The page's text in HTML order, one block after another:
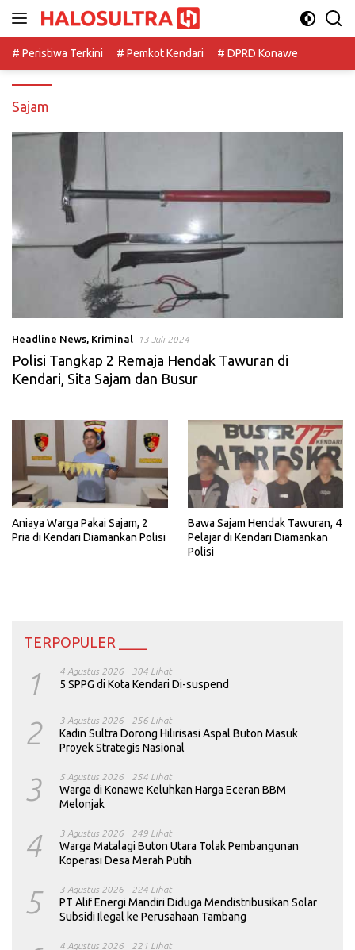
# Peristiwa Terkini
# Pemkot Kendari # DPRD Konawe
Sajam
Headline News, Kriminal 13 Juli 2024
Polisi Tangkap 2 Remaja Hendak Tawuran di
Kendari, Sita Sajam dan Busur
Aniaya Warga Pakai Sajam, 2
Pria di Kendari Diamankan Polisi
Bawa Sajam Hendak Tawuran, 4
Pelajar di Kendari Diamankan
Polisi
TERPOPULER ____
1 4 Agustus 2026 304 Lihat
5 SPPG di Kota Kendari Di-suspend
2 3 Agustus 2026 256 Lihat
Kadin Sultra Dorong Hilirisasi Aspal Buton Masuk
Proyek Strategis Nasional
3 5 Agustus 2026 254 Lihat
Warga di Konawe Keluhkan Harga Eceran BBM
Melonjak
4 3 Agustus 2026 249 Lihat
Warga Matalagi Buton Utara Tolak Pembangunan
Koperasi Desa Merah Putih
5 3 Agustus 2026 224 Lihat
PT Alif Energi Mandiri Diduga Mendistribusikan Solar
Subsidi Ilegal ke Perusahaan Tambang
4 Agustus 2026 221 Lihat